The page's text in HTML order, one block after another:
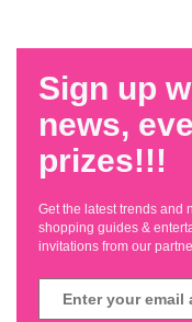
Sign up
news,
prizes!!!
Get the latest trends and
shopping guides &
invitations from our